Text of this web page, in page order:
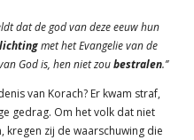
dat de god van deze eeuw hun
met het Evangelie van de
God is, hen niet zoubestralen.’’
van Korach? Er kwam straf,
gedrag. Om het volk dat niet
kregen zij de waarschuwing die